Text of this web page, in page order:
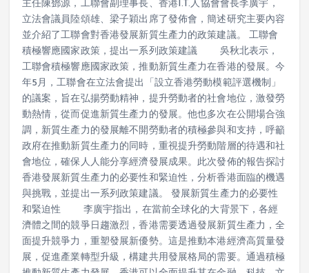
主任陳鄧源，工聯會副理事長、香港I.T.人協會會長李廣宇，
立法會議員陸頌雄、梁子穎出席了發佈會，簡述研究主要內容
並介紹了工聯會對香港發展新質生產力的政策建議。 工聯會
積極響應國家政策，提出一系列政策建議 吳秋北表示，
工聯會積極響應國家政策，推動新質生產力在香港的發展。今
年5月，工聯會在立法會提出「設立香港勞動模範評選機制」
的議案，旨在弘揚勞動精神，提升勞動者的社會地位，激發勞
動熱情，從而促進新質生產力的發展。他也多次在公開場合強
調，新質生產力的發展離不開勞動者的積極參與和支持，呼籲
政府在推動新質生產力的同時，重視提升勞動階層的待遇和社
會地位，確保人人能分享經濟發展成果。此次發佈的報告探討
香港發展新質生產力的必要性和緊迫性，分析香港面臨的機遇
與挑戰，並提出一系列政策建議。 發展新質生產力的必要性
和緊迫性 李廣宇指出，在當前全球化的大背景下，各經
濟體之間的競爭日趨激烈，香港需要透過發展新質生產力，全
面提升競爭力，重塑發展新優勢。這是推動本港經濟高質量發
展，促進產業轉型升級，構建共用發展格局的需要。通過積極